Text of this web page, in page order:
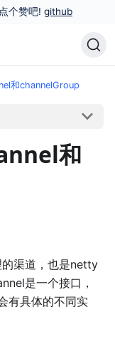
个赞吧! github
和channelGroup
和
渠道，也是netty
是一个接口，
有具体的不同实